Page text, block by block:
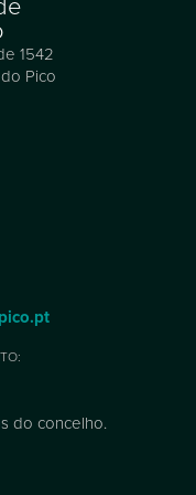
1542
Pico
do concelho.